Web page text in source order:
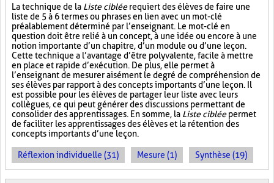
La technique de la Liste cibléerequiert des élèves de faire une
liste de 5 à 6 termes ou phrases en lien avec un mot-clé
préalablement déterminé par l’enseignant. Le mot-clé en
question doit être relié à un concept, à une idée ou encore à une
notion importante d’un chapitre, d’un module ou d’une leçon.
Cette technique a l’avantage d’être polyvalente, facile à mettre
en place et rapide d’exécution. De plus, elle permet à
l’enseignant de mesurer aisément le degré de compréhension de
ses élèves par rapport à des concepts importants d’une leçon. Il
est possible pour les élèves de partager leur liste avec leurs
collègues, ce qui peut générer des discussions permettant de
consolider des apprentissages. En somme, la Liste cibléepermet
de faciliter les apprentissages des élèves et la rétention des
concepts importants d’une leçon.
Réflexion individuelle (31) Mesure (1) Synthèse (19)